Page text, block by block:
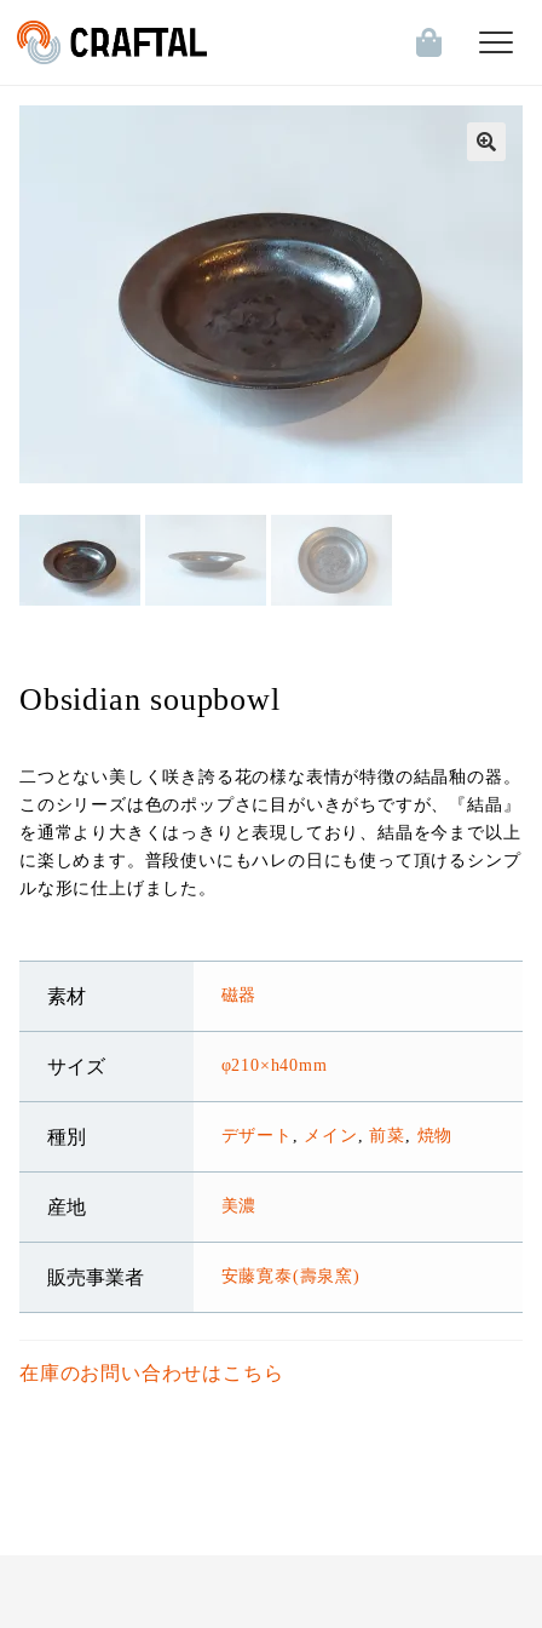
Obsidian soupbowl
二つとない美しく咲き誇る花の様な表情が特徴の結晶釉の器。
このシリーズは色のポップさに目がいきがちですが、『結晶』
を通常より大きくはっきりと表現しており、結晶を今まで以上
に楽しめます。普段使いにもハレの日にも使って頂けるシンプ
ルな形に仕上げました。
素材 磁器
サイズ φ210×h40mm
種別 デザート メイン ,前菜 焼物
産地 美濃
販売事業者 安藤寛泰(壽泉窯)
在庫のお問い合わせはこちら